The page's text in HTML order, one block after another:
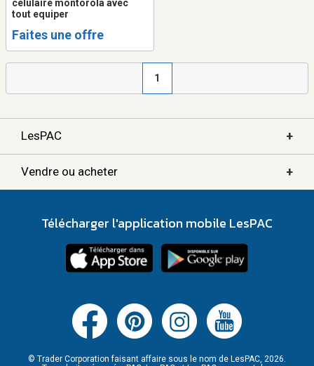
celulaire montorola avec
tout equiper
Faites une offre
1
LesPAC +
Vendre ou acheter +
Télécharger l'application mobile LesPAC
© Trader Corporation faisant affaire sous le nom de LesPAC, 2026.